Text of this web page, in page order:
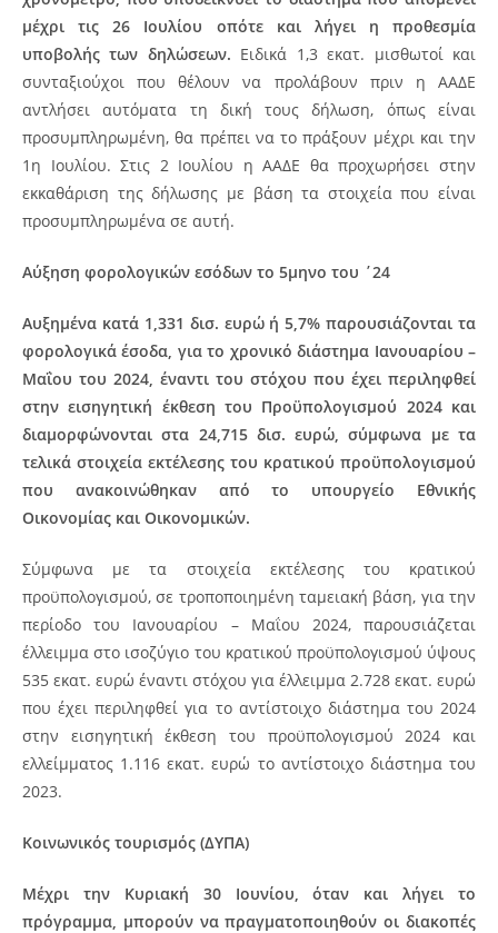
μέχρι τις 26 Ιουλίου οπότε και λήγει η προθεσμία
υποβολής των δηλώσεων. Ειδικά 1,3 εκατ. μισθωτοί και
συνταξιούχοι που θέλουν να προλάβουν πριν η ΑΑΔΕ
αντλήσει αυτόματα τη δική τους δήλωση, όπως είναι
προσυμπληρωμένη, θα πρέπει να το πράξουν μέχρι και την
1η Ιουλίου. Στις 2 Ιουλίου η ΑΑΔΕ θα προχωρήσει στην
εκκαθάριση της δήλωσης με βάση τα στοιχεία που είναι
προσυμπληρωμένα σε αυτή.
Αύξηση φορολογικών εσόδων το 5μηνο του ΄24
Αυξημένα κατά 1,331 δισ. ευρώ ή 5,7% παρουσιάζονται τα
φορολογικά έσοδα, για το χρονικό διάστημα Ιανουαρίου –
Μαΐου του 2024, έναντι του στόχου που έχει περιληφθεί
στην εισηγητική έκθεση του Προϋπολογισμού 2024 και
διαμορφώνονται στα 24,715 δισ. ευρώ, σύμφωνα με τα
τελικά στοιχεία εκτέλεσης του κρατικού προϋπολογισμού
που ανακοινώθηκαν από το υπουργείο Εθνικής
Οικονομίας και Οικονομικών.
Σύμφωνα με τα στοιχεία εκτέλεσης του κρατικού
προϋπολογισμού, σε τροποποιημένη ταμειακή βάση, για την
περίοδο του Ιανουαρίου – Μαΐου 2024, παρουσιάζεται
έλλειμμα στο ισοζύγιο του κρατικού προϋπολογισμού ύψους
535 εκατ. ευρώ έναντι στόχου για έλλειμμα 2.728 εκατ. ευρώ
που έχει περιληφθεί για το αντίστοιχο διάστημα του 2024
στην εισηγητική έκθεση του προϋπολογισμού 2024 και
ελλείμματος 1.116 εκατ. ευρώ το αντίστοιχο διάστημα του
2023.
Κοινωνικός τουρισμός (ΔΥΠΑ)
Μέχρι την Κυριακή 30 Ιουνίου, όταν και λήγει το
πρόγραμμα, μπορούν να πραγματοποιηθούν οι διακοπές